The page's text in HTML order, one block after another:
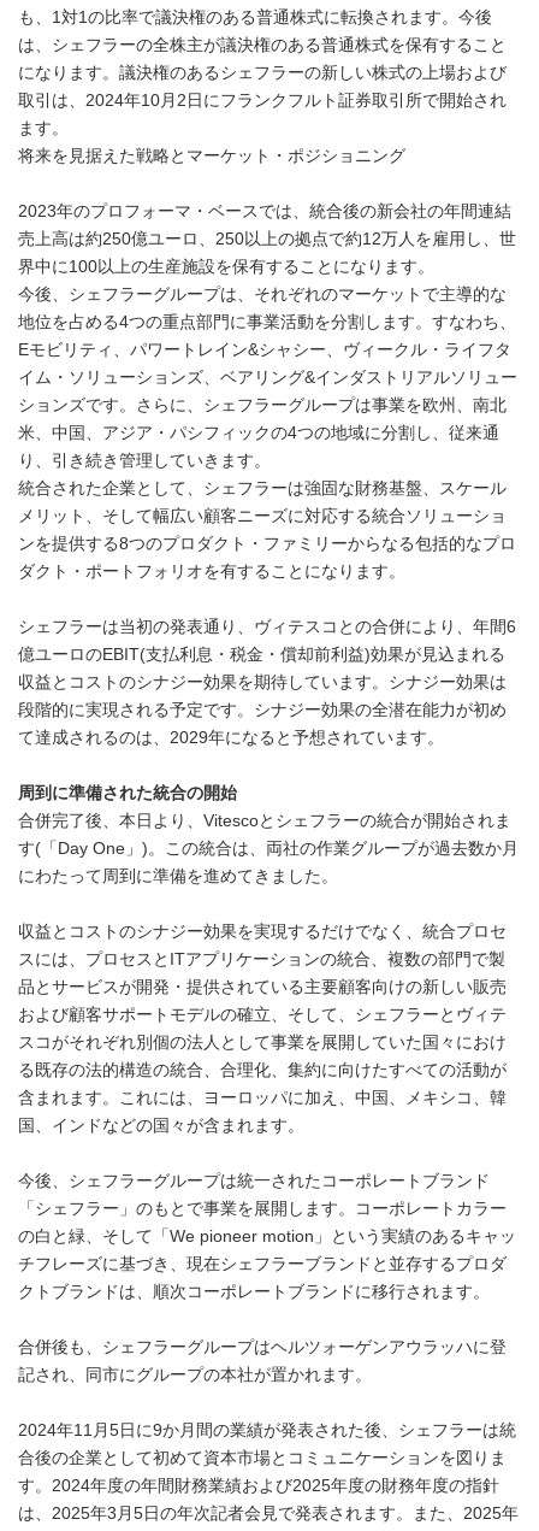
も、1対1の比率で議決権のある普通株式に転換されます。今後
は、シェフラーの全株主が議決権のある普通株式を保有すること
になります。議決権のあるシェフラーの新しい株式の上場および
取引は、2024年10月2日にフランクフルト証券取引所で開始され
ます。
将来を見据えた戦略とマーケット・ポジショニング
2023年のプロフォーマ・ベースでは、統合後の新会社の年間連結
売上高は約250億ユーロ、250以上の拠点で約12万人を雇用し、世
界中に100以上の生産施設を保有することになります。
今後、シェフラーグループは、それぞれのマーケットで主導的な
地位を占める4つの重点部門に事業活動を分割します。すなわち、
Eモビリティ、パワートレイン&シャシー、ヴィークル・ライフタ
イム・ソリューションズ、ベアリング&インダストリアルソリュー
ションズです。さらに、シェフラーグループは事業を欧州、南北
米、中国、アジア・パシフィックの4つの地域に分割し、従来通
り、引き続き管理していきます。
統合された企業として、シェフラーは強固な財務基盤、スケール
メリット、そして幅広い顧客ニーズに対応する統合ソリューショ
ンを提供する8つのプロダクト・ファミリーからなる包括的なプロ
ダクト・ポートフォリオを有することになります。
シェフラーは当初の発表通り、ヴィテスコとの合併により、年間6
億ユーロのEBIT(支払利息・税金・償却前利益)効果が見込まれる
収益とコストのシナジー効果を期待しています。シナジー効果は
段階的に実現される予定です。シナジー効果の全潜在能力が初め
て達成されるのは、2029年になると予想されています。
周到に準備された統合の開始
合併完了後、本日より、Vitescoとシェフラーの統合が開始されま
す(「Day One」)。この統合は、両社の作業グループが過去数か月
にわたって周到に準備を進めてきました。
収益とコストのシナジー効果を実現するだけでなく、統合プロセ
スには、プロセスとITアプリケーションの統合、複数の部門で製
品とサービスが開発・提供されている主要顧客向けの新しい販売
および顧客サポートモデルの確立、そして、シェフラーとヴィテ
スコがそれぞれ別個の法人として事業を展開していた国々におけ
る既存の法的構造の統合、合理化、集約に向けたすべての活動が
含まれます。これには、ヨーロッパに加え、中国、メキシコ、韓
国、インドなどの国々が含まれます。
今後、シェフラーグループは統一されたコーポレートブランド
「シェフラー」のもとで事業を展開します。コーポレートカラー
の白と緑、そして「We pioneer motion」という実績のあるキャッ
チフレーズに基づき、現在シェフラーブランドと並存するプロダ
クトブランドは、順次コーポレートブランドに移行されます。
合併後も、シェフラーグループはヘルツォーゲンアウラッハに登
記され、同市にグループの本社が置かれます。
2024年11月5日に9か月間の業績が発表された後、シェフラーは統
合後の企業として初めて資本市場とコミュニケーションを図りま
す。2024年度の年間財務業績および2025年度の財務年度の指針
は、2025年3月5日の年次記者会見で発表されます。また、2025年